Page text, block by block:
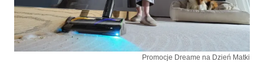
Promocje Dreame na Dzień Matki